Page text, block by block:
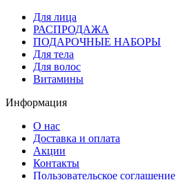
Для лица
РАСПРОДАЖА
ПОДАРОЧНЫЕ НАБОРЫ
Для тела
Для волос
Витамины
Информация
О нас
Доставка и оплата
Акции
Контакты
Пользовательское соглашение